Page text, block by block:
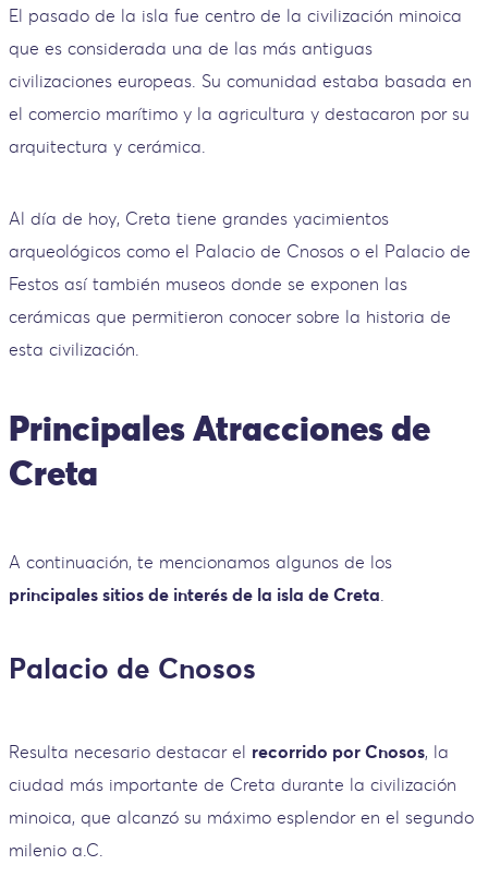
El pasado de la isla fue centro de la civilización minoica
que es considerada una de las más antiguas
civilizaciones europeas. Su comunidad estaba basada en
el comercio marítimo y la agricultura y destacaron por su
arquitectura y cerámica.
Al día de hoy, Creta tiene grandes yacimientos
arqueológicos como el Palacio de Cnosos o el Palacio de
Festos así también museos donde se exponen las
cerámicas que permitieron conocer sobre la historia de
esta civilización.
Principales Atracciones de
Creta
A continuación, te mencionamos algunos de los
principales sitios de interés de la isla de Creta.
Palacio de Cnosos
Resulta necesario destacar el recorrido por Cnosos, la
ciudad más importante de Creta durante la civilización
minoica, que alcanzó su máximo esplendor en el segundo
milenio a.C.